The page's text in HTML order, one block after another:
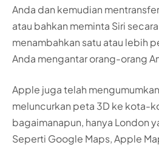
Anda dan kemudian
atau bahkan meminta Siri
menambahkan satu atau lebih
Anda mengantar orang-orang
Apple juga telah
meluncurkan peta 3D ke kota-
bagaimanapun, hanya London
Seperti Google Maps, Apple